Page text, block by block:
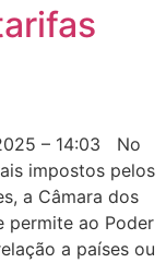
– 14:03 No
impostos pelos
a Câmara dos
permite ao Poder
a países ou